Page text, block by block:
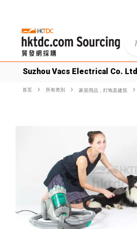
Suzhou Vacs Electrical Co.
首页 所有类別 家居用品，灯饰及建筑